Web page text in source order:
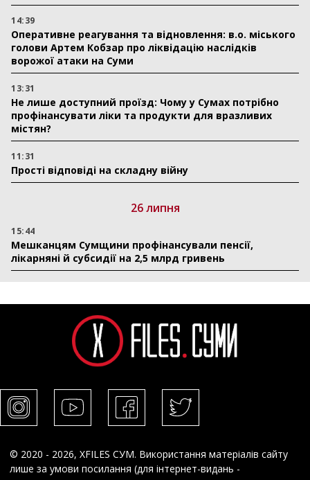
14:39
Оперативне реагування та відновлення: в.о. міського
голови Артем Кобзар про ліквідацію наслідків
ворожої атаки на Суми
13:31
Не лише доступний проїзд: Чому у Сумах потрібно
профінансувати ліки та продукти для вразливих
містян?
11:31
Прості відповіді на складну війну
26 липня
15:44
Мешканцям Сумщини профінансували пенсії,
лікарняні й субсидії на 2,5 млрд гривень
© 2020 - 2026, XFILES СУМ. Використання матеріалів сайту
лише за умови посилання (для інтернет-видань -